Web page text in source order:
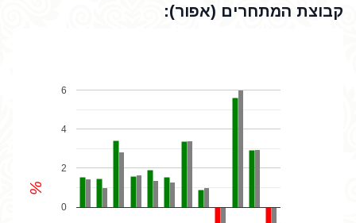
קבוצת המתחרים (אפור):
0
2
4
6
%